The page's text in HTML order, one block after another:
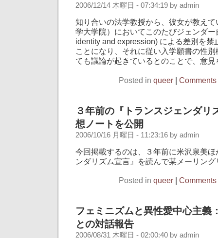
2006/12/14 木曜日 - 07:34:19 by admin
知り合いの法学教授から、彼女が教え
学大学院）においてこのたびジェンダ
identity and expression) による差別を禁
ことになり、それに従い入学願書の性
ても議論が起きているとのことで、意
Posted in queer | Comments
３年前の『トランスジェンダリ
想ノートを公開
2006/10/16 月曜日 - 11:23:16 by admin
今回掲載するのは、３年前に米沢泉美
ンダリズム宣言』を読んで某メーリン
Posted in queer Comments
フェミニズムと異性愛中心主義
との対話報告
2006/08/31 木曜日 - 02:00:40 by admin